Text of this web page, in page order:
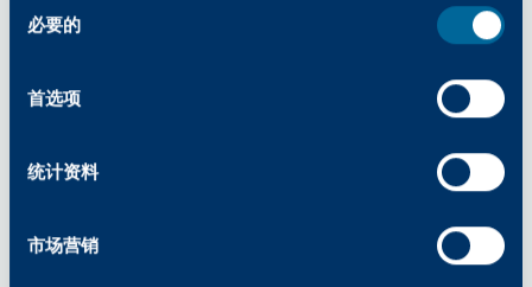
必要的
首选项
统计资料
市场营销
碳粉，然后进行质量检测。要了解更多关于回收
地点的信息開頓 创造创新和可持续的产品，请参
售后耗材是指由第三方制造商（如開頓) 作为原
材设计与 OEM 设备兼容，并在不牺牲性能的情
我可以在现有打印机或复印机上使用開頓的售后耗材
是的，開頓的售后耗材与施乐、佳能、理光、柯
尼卡美能达等领先制造商生产的各种打印机、复
印机和多功能设备兼容。
是的！我们的产品经过设计和测试，达到或超过
们的部件、耗材和墨鼓是 "OEM 同等产品"。我
使用售后市场供应品而不是原装产品有什么好处？
节约成本：售后耗材比原装耗材更实惠，可降